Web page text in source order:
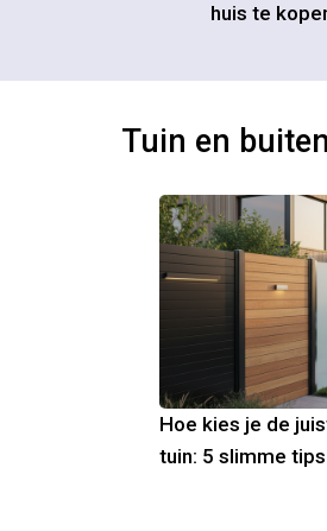
huis te
Tuin en
Hoe kies je de
tuin: 5 slimme tips